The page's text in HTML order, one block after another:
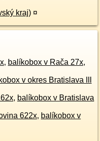
kraj) ¤
, balíkobox v Rača 27x,
v okres Bratislava III
, balíkobox v Bratislava
622x, balíkobox v